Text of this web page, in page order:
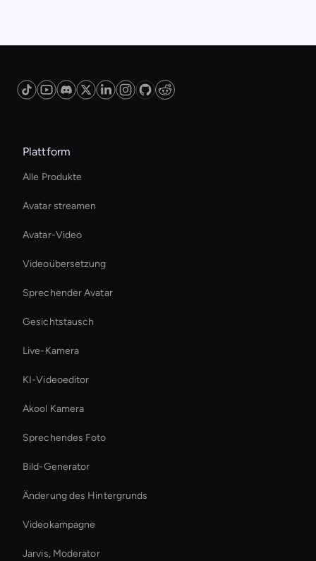
Plattform
Alle Produkte
Avatar streamen
Avatar-Video
Videoübersetzung
Sprechender Avatar
Gesichtstausch
Live-Kamera
KI-Videoeditor
Akool Kamera
Sprechendes Foto
Bild-Generator
Änderung des Hintergrunds
Videokampagne
Jarvis, Moderator